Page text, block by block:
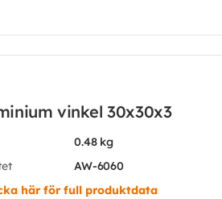
vinkel 30x30x3
0.48 kg
AW-6060
här för full produktdata